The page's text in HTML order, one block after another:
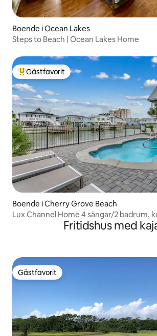
Boende i Ocean Lakes
Steps to Beach | Ocean Lakes Home
Populär gästfavorit
Gästfavorit
Boende i Cherry Grove Beach
Lux Channel Home 4 sängar/2 badrum,
Fritidshus med
Gästfavorit
Gästfavorit